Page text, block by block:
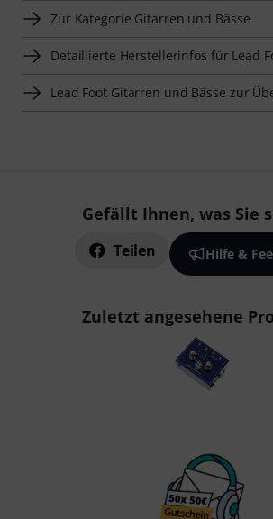
Zur Kategorie Gitarren und Bässe
Detaillierte Herstellerinfos für Lead
Lead Foot Gitarren und Bässe zur
Gefällt Ihnen, was Sie
Teilen Hilfe &
Zuletzt angesehene